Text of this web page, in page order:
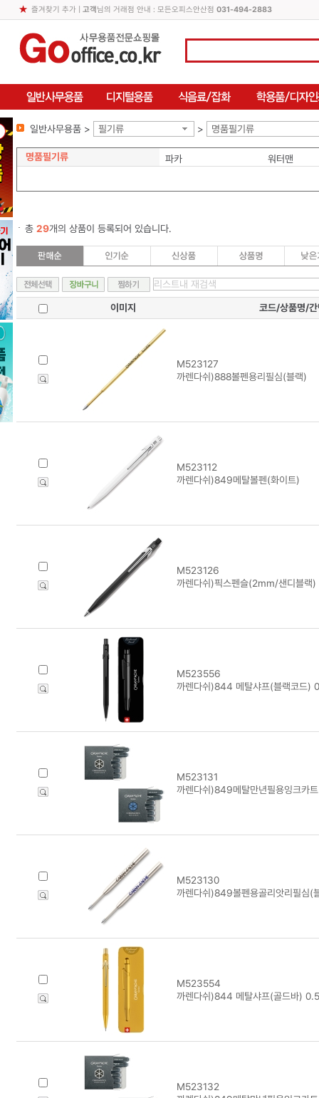
즐겨찾기 추가| 고객님의 거래점 안내 : 모든오피스안산점 031-494-2883
일반사무용품 > 필기류 > 명품필기류
명품필기류 파카 워터맨
총 29개의 상품이 등록되어 있습니다.
이미지 코드/상품명/간
M523127
까렌다쉬)888볼펜용리필심(블랙)
M523112
까렌다쉬)849메탈볼펜(화이트)
M523126
까렌다쉬)픽스펜슬(2mm/샌디블랙)
M523556
까렌다쉬)844 메탈샤프(블랙코드)
M523131
까렌다쉬)849메탈만년필용잉크카
M523130
까렌다쉬)849볼펜용골리앗리필심(
M523554
까렌다쉬)844 메탈샤프(골드바)
M523132